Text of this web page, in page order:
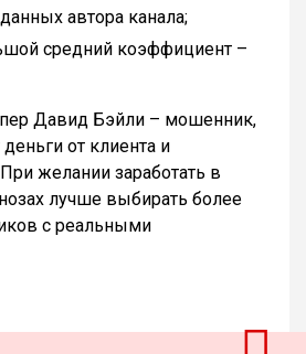
автора канала;
средний коэффициент –
Давид Бэйли – мошенник,
от клиента и
желании заработать в
лучше выбирать более
с реальными